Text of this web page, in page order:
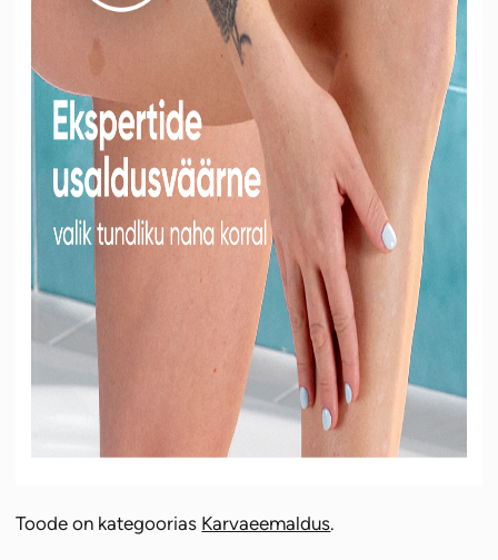
Toode on kategoorias Karvaeemaldus.